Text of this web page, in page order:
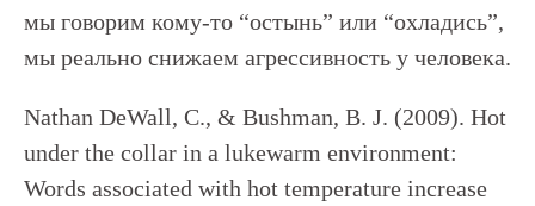
мы говорим кому-то “остынь” или “охладись”,
мы реально снижаем агрессивность у человека.
Nathan DeWall, C., & Bushman, B. J. (2009). Hot
under the collar in a lukewarm environment:
Words associated with hot temperature increase